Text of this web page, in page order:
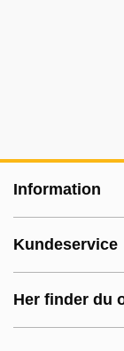
Information
Kundeservice
Her finder du